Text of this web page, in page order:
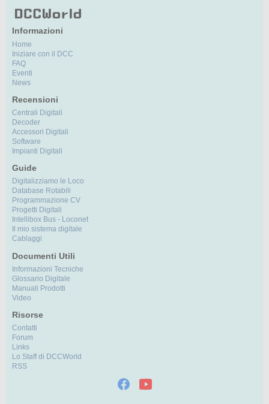
Informazioni
Home
Iniziare con il DCC
FAQ
Eventi
News
Recensioni
Centrali Digitali
Decoder
Accessori Digitali
Software
Impianti Digitali
Guide
Digitalizziamo le Loco
Database Rotabili
Programmazione CV
Progetti Digitali
Intellibox Bus - Loconet
Il mio sistema digitale
Cablaggi
Documenti Utili
Informazioni Tecniche
Glossario Digitale
Manuali Prodotti
Video
Risorse
Contatti
Forum
Links
Lo Staff di DCCWorld
RSS